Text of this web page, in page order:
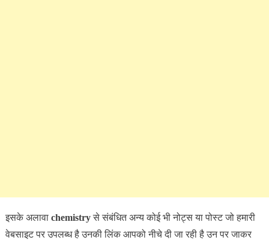
इसके अलावा chemistryसे संबंधित अन्य कोई भी नोट्स या पोस्ट जो हमारी
वेबसाइट पर उपलब्ध है उनकी लिंक आपको नीचे दी जा रही है उन पर जाकर